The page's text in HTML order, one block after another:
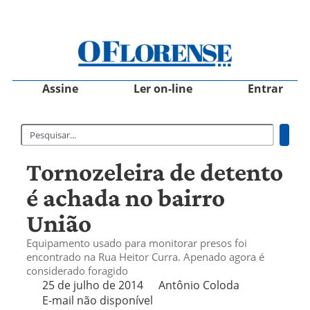
Assine Ler on-line Entrar
Tornozeleira de detento
é achada no bairro
União
Equipamento usado para monitorar presos foi
encontrado na Rua Heitor Curra. Apenado agora é
considerado foragido
25 de julho de 2014
Antônio Coloda
E-mail não disponível